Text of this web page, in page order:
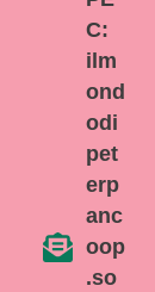
C:
ilm
ond
odi
pet
erp
anc
oop
.so